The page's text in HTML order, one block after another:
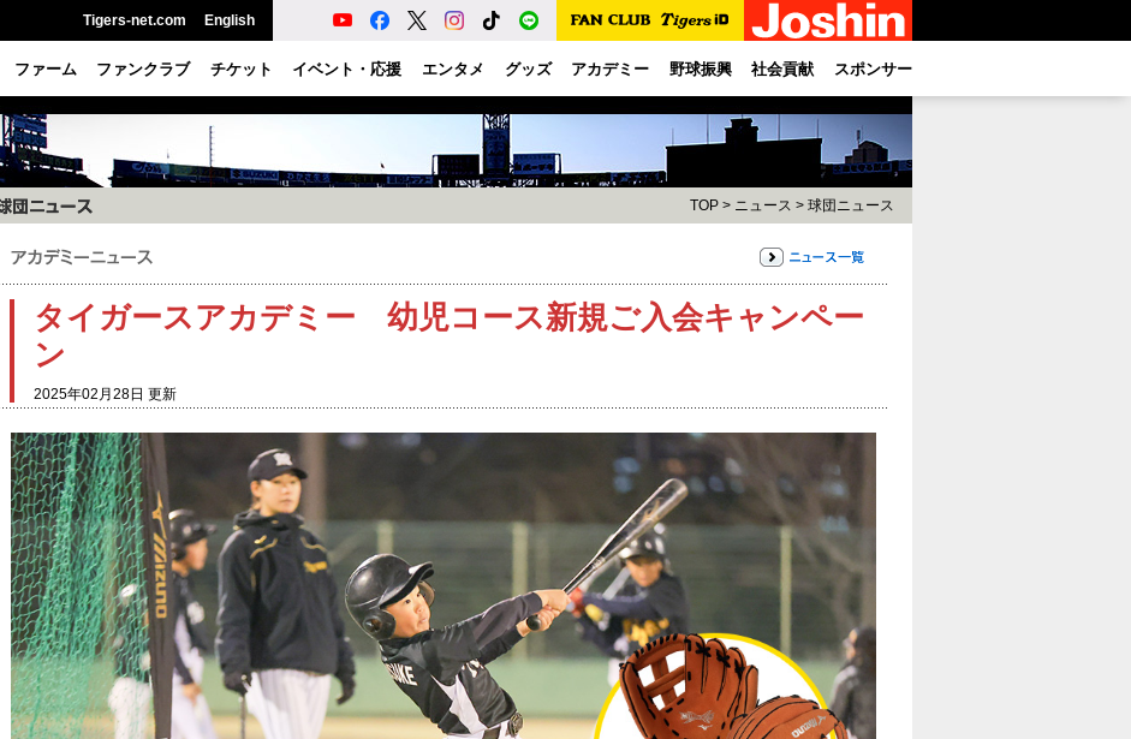
Tigers-net.com English
ファーム ファンクラブ チケット イベント・応援 エンタメ グッズ アカデミー 野球振興 社会貢献 スポンサー
TOP > ニュース > 球団ニュース
タイガースアカデミー 幼児コース新規ご入会キャンペー
ン
2025年02月28日 更新